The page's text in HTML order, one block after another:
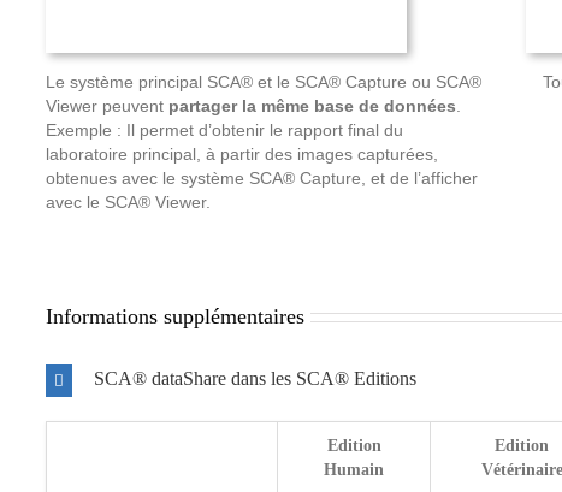
Le système principal SCA® et le SCA® Capture ou SCA®
Viewer peuvent partager la même base de données
Exemple : Il permet d’obtenir le rapport final du
laboratoire principal, à partir des images capturées,
obtenues avec le système SCA® Capture, et de l’afficher
avec le SCA® Viewer.
Informations supplémentaires
SCA® dataShare dans les SCA® Editions
Edition
Humain
Edition
Vétérinaire